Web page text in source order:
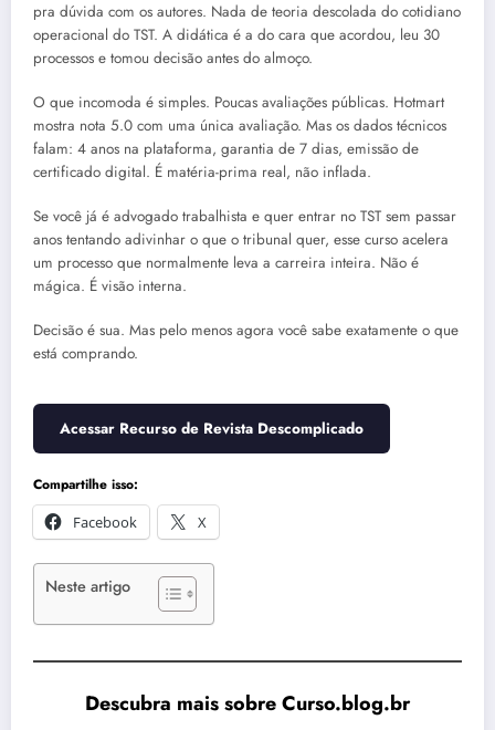
pra dúvida com os autores. Nada de teoria descolada do cotidiano
operacional do TST. A didática é a do cara que acordou, leu 30
processos e tomou decisão antes do almoço.
O que incomoda é simples. Poucas avaliações públicas. Hotmart
mostra nota 5.0 com uma única avaliação. Mas os dados técnicos
falam: 4 anos na plataforma, garantia de 7 dias, emissão de
certificado digital. É matéria-prima real, não inflada.
Se você já é advogado trabalhista e quer entrar no TST sem passar
anos tentando adivinhar o que o tribunal quer, esse curso acelera
um processo que normalmente leva a carreira inteira. Não é
mágica. É visão interna.
Decisão é sua. Mas pelo menos agora você sabe exatamente o que
está comprando.
Acessar Recurso de Revista Descomplicado
Compartilhe isso:
Facebook
X
Neste artigo
Descubra mais sobre Curso.blog.br